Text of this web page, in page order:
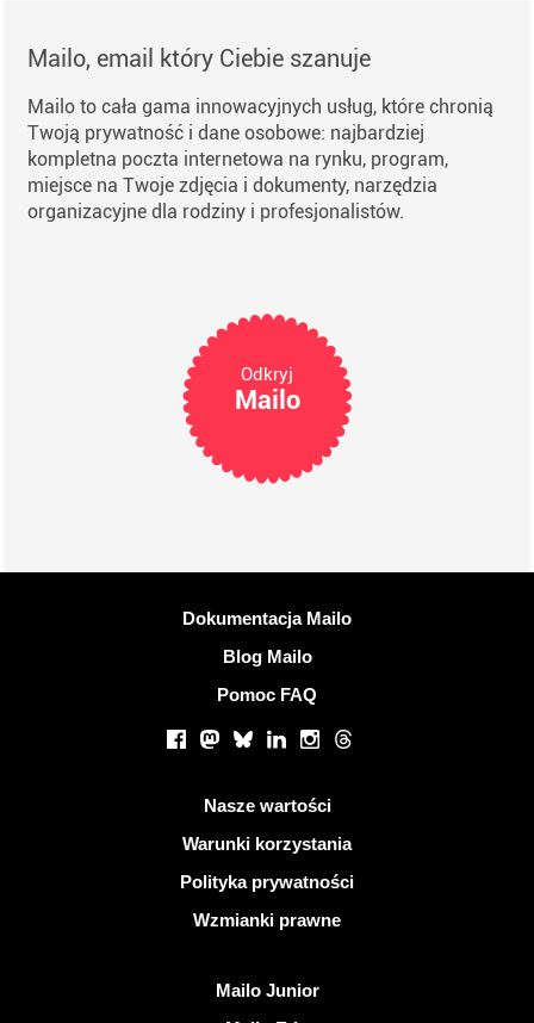
Mailo, email który Ciebie szanuje
Mailo to cała gama innowacyjnych usług, które chronią
Twoją prywatność i dane osobowe: najbardziej
kompletna poczta internetowa na rynku, program,
miejsce na Twoje zdjęcia i dokumenty, narzędzia
organizacyjne dla rodziny i profesjonalistów.
Odkryj
Mailo
Dokumentacja Mailo
Blog Mailo
Pomoc FAQ
Portale społecznościowe
Facebook
Mastodon
BlueskyLinkedInInstagram
Threads
Nasze wartości
Warunki korzystania
Polityka prywatności
Wzmianki prawne
Mailo Junior